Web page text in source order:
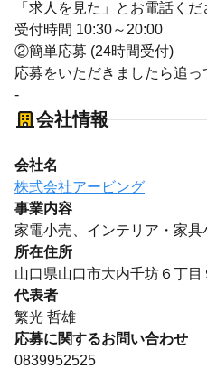
「求人を見た」とお電話くだ
受付時間 10:30～20:00
②簡単応募 (24時間受付)
応募をいただきましたら追っ
-
会社情報
会社名
株式会社アービング
事業内容
家電小売、インテリア・家
所在住所
山口県山口市大内千坊６丁目
代表者
繁光 哲雄
応募に関するお問い合わせ
0839952525